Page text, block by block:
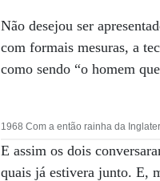
Não desejou ser
com formais mesuras, a
como sendo “o homem
1968 Com a então rainha da
E assim os dois
quais já estivera junto. E,